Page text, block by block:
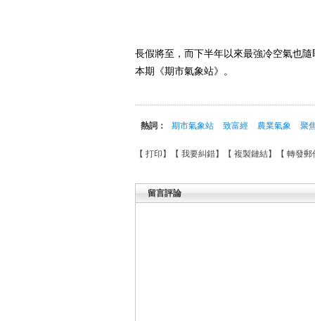
長假將至，而下半年以來最強冷空氣也
本期《期市氣象站》。
熱詞： 期市氣象站 致富經 農業氣象 聚
【 打印 】【 我要糾錯】【 複製鏈結】【 轉發郵
留言評論